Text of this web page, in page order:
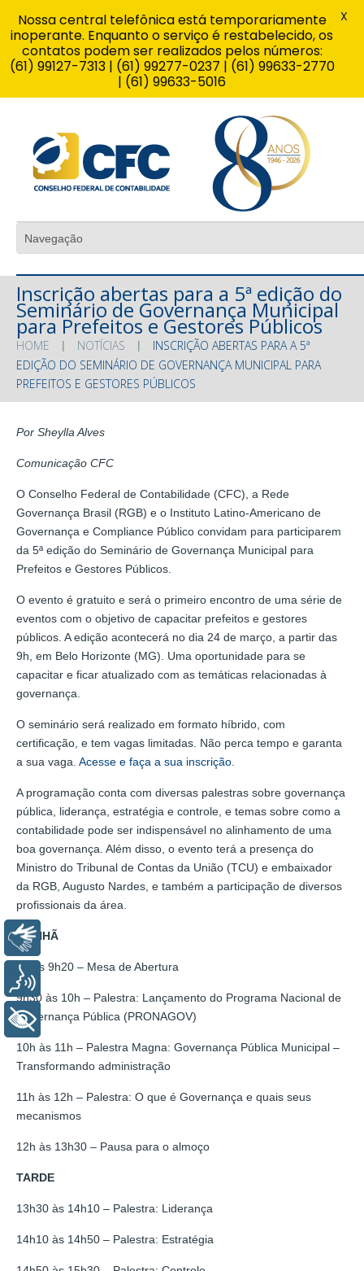
Inscrição abertas para a 5ª edição do
Seminário de Governança Municipal
para Prefeitos e Gestores Públicos
HOME NOTÍCIAS
INSCRIÇÃO ABERTAS PARA A 5ª
EDIÇÃO DO SEMINÁRIO DE GOVERNANÇA MUNICIPAL PARA
PREFEITOS E GESTORES PÚBLICOS
Por Sheylla Alves
Comunicação CFC
O Conselho Federal de Contabilidade (CFC), a Rede
Governança Brasil (RGB) e o Instituto Latino-Americano de
Governança e Compliance Público convidam para participarem
da 5ª edição do Seminário de Governança Municipal para
Prefeitos e Gestores Públicos.
O evento é gratuito e será o primeiro encontro de uma série de
eventos com o objetivo de capacitar prefeitos e gestores
públicos. A edição acontecerá no dia 24 de março, a partir das
9h, em Belo Horizonte (MG). Uma oportunidade para se
capacitar e ficar atualizado com as temáticas relacionadas à
governança.
O seminário será realizado em formato híbrido, com
certificação, e tem vagas limitadas. Não perca tempo e garanta
a sua vaga. Acesse e faça a sua inscrição
A programação conta com diversas palestras sobre governança
pública, liderança, estratégia e controle, e temas sobre como a
contabilidade pode ser indispensável no alinhamento de uma
boa governança. Além disso, o evento terá a presença do
Ministro do Tribunal de Contas da União (TCU) e embaixador
da RGB, Augusto Nardes, e também a participação de diversos
profissionais da área.
MANHÃ
9h às 9h20 – Mesa de Abertura
9h30 às 10h – Palestra: Lançamento do Programa Nacional de
Governança Pública (PRONAGOV)
10h às 11h – Palestra Magna: Governança Pública Municipal –
Transformando administração
11h às 12h – Palestra: O que é Governança e quais seus
mecanismos
12h às 13h30 – Pausa para o almoço
TARDE
13h30 às 14h10 – Palestra: Liderança
14h10 às 14h50 – Palestra: Estratégia
Nossa central telefônica está temporariamente
inoperante. Enquanto o serviço é restabelecido, os
contatos podem ser realizados pelos números:
(61) 99127-7313 | (61) 99277-0237 | (61) 99633-2770
| (61) 99633-5016
X
Libras
+ Acessibilidade